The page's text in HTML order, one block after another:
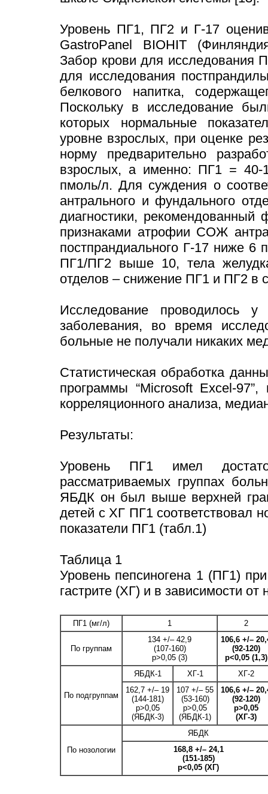
Уровень ПГ1, ПГ2 и Г-17
GastroPanel BIOHIT
Забор крови для исследования
для исследования
белкового напитка,
Поскольку в исследование
которых нормальные
уровне взрослых, при оценке
норму предварительно
взрослых, а именно: ПГ1 = 40-
пмоль/л. Для суждения о
антрального и фундального
диагностики,
признаками атрофии СОЖ
постпрандиального Г-17 ниже
ПГ1/ПГ2 выше 10, тела
отделов – снижение ПГ1 и ПГ2 в
Исследование проводилось
заболевания, во время
больные не получали никаких
Статистическая обработка
программы “Microsoft Excel-
корреляционного анализа,
Результаты:
Уровень ПГ1 имел
рассматриваемых группах
ЯБДК он был выше верхней
детей с ХГ ПГ1 соответствовал
показатели ПГ1 (табл.1)
Таблица 1
Уровень пепсиногена 1 (ПГ1)
гастрите (ХГ) и в зависимости
ПГ1 (мг/л) 1 2
По группам
134 +/– 42,9
(107-160)
p>0,05 (3)
106,6 +/–
(92-120)
p<0,05 (1,3)
По подгруппам
ЯБДК-1 ХГ-1
ХГ-2
162,7 +/– 19
(144-181)
p>0,05
(ЯБДК-3)
107 +/– 55
(53-160)
p>0,05
(ЯБДК-1)
106,6 +/–
(92-120)
p>0,05
(ХГ-3)
По нозологии
ЯБДК
168,8 +/– 24,1
(151-185)
p<0,05 (ХГ)